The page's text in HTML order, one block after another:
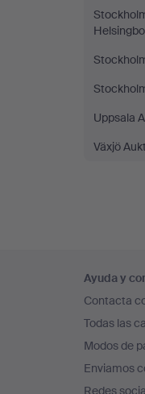
Uppsala
Växjö
en
el
pie
de
página
Ayuda y
Contacta
Todas las
Modos de
Enviamos
Redes